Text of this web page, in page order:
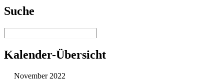
Suche
Kalender-Übersicht
November 2022